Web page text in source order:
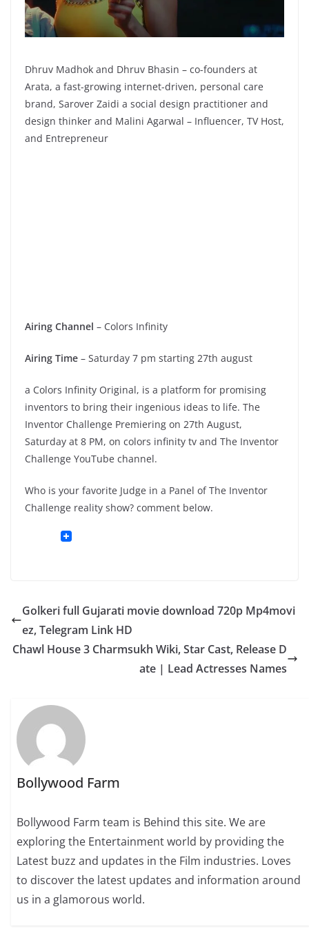
Dhruv Madhok and Dhruv Bhasin – co-founders at
Arata, a fast-growing internet-driven, personal care
brand, Sarover Zaidi a social design practitioner and
design thinker and Malini Agarwal – Influencer, TV Host,
and Entrepreneur
Airing Channel – Colors Infinity
Airing Time – Saturday 7 pm starting 27th august
a Colors Infinity Original, is a platform for promising
inventors to bring their ingenious ideas to life. The
Inventor Challenge Premiering on 27th August,
Saturday at 8 PM, on colors infinity tv and The Inventor
Challenge YouTube channel.
Who is your favorite Judge in a Panel of The Inventor
Challenge reality show? comment below.
Golkeri full Gujarati movie download 720p Mp4movi
ez, Telegram Link HD
Chawl House 3 Charmsukh Wiki, Star Cast, Release D
ate | Lead Actresses Names
Bollywood Farm
Bollywood Farm team is Behind this site. We are
exploring the Entertainment world by providing the
Latest buzz and updates in the Film industries. Loves
to discover the latest updates and information around
us in a glamorous world.